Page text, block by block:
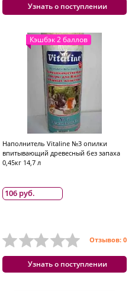
Узнать о поступлении
Кэшбэк 2 баллов
Наполнитель Vitaline №3 опилки
впитывающий древесный без запаха
0,45кг 14,7 л
106 руб.
Отзывов: 0
Узнать о поступлении